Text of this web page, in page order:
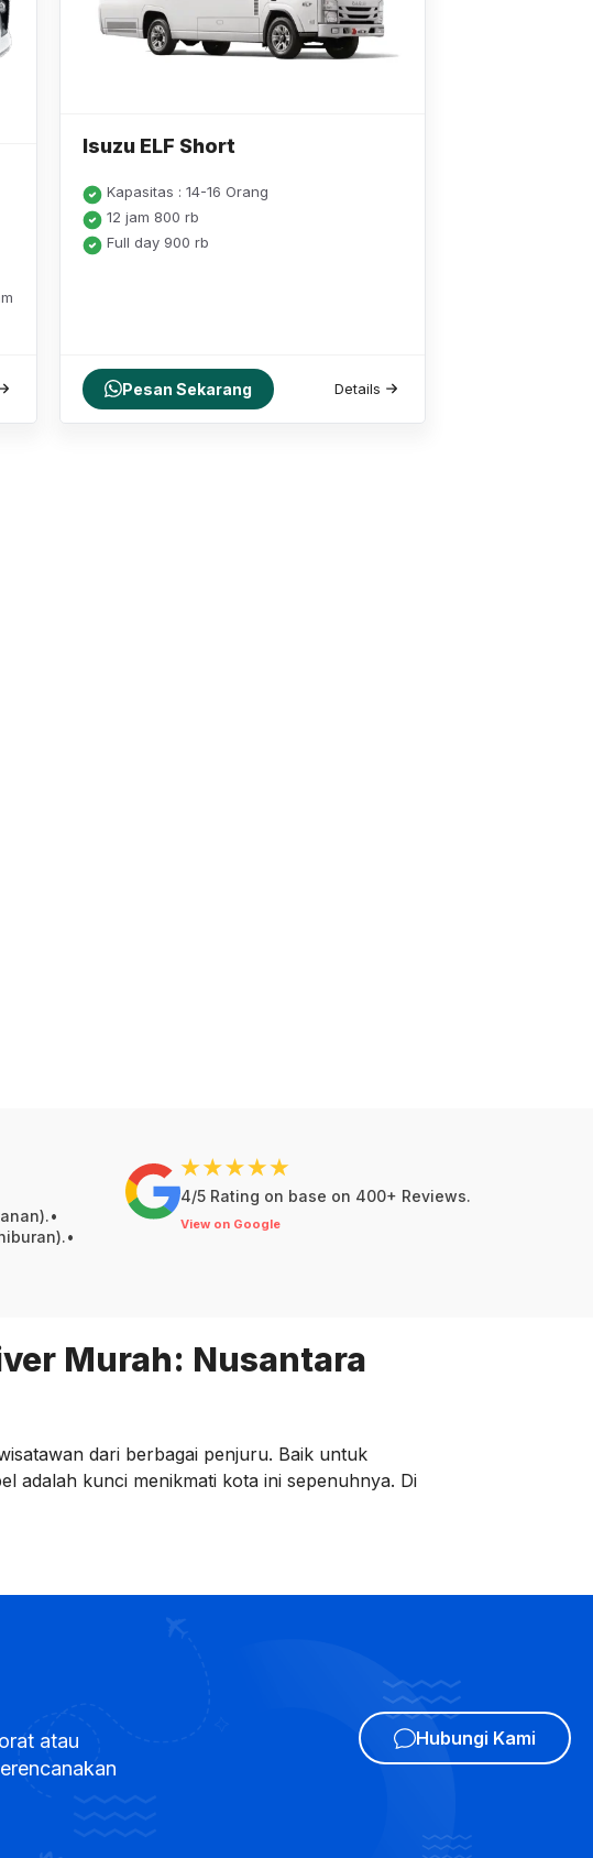
Isuzu ELF Short
Kapasitas : 14-16 Orang
12 jam 800 rb
Full day 900 rb
Pesan Sekarang Details
4/5 Rating on base on 400+ Reviews.
View on Google
Murah: Nusantara
dari berbagai penjuru. Baik untuk
adalah kunci menikmati kota ini sepenuhnya. Di
atau
Hubungi Kami